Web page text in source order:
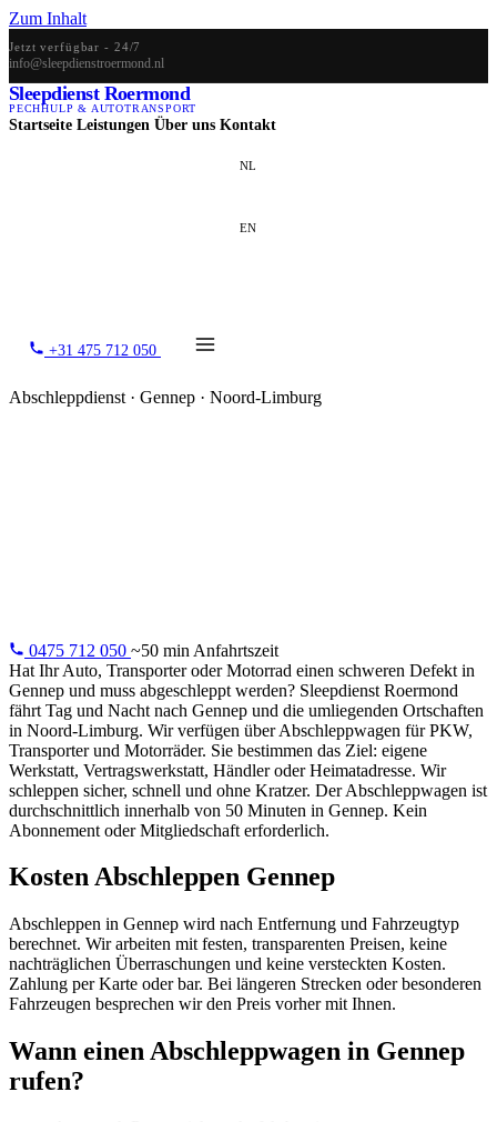
Zum Inhalt
Jetzt verfügbar - 24/7
info@sleepdienstroermond.nl
Sleepdienst Roermond
PECHHULP & AUTOTRANSPORT
Startseite Leistungen Über uns Kontakt
NL
EN
+31 475 712 050
Abschleppdienst · Gennep · Noord-Limburg
0475 712 050 ~50 min Anfahrtszeit
Hat Ihr Auto, Transporter oder Motorrad einen schweren Defekt in
Gennep und muss abgeschleppt werden? Sleepdienst Roermond
fährt Tag und Nacht nach Gennep und die umliegenden Ortschaften
in Noord-Limburg. Wir verfügen über Abschleppwagen für PKW,
Transporter und Motorräder. Sie bestimmen das Ziel: eigene
Werkstatt, Vertragswerkstatt, Händler oder Heimatadresse. Wir
schleppen sicher, schnell und ohne Kratzer. Der Abschleppwagen ist
durchschnittlich innerhalb von 50 Minuten in Gennep. Kein
Abonnement oder Mitgliedschaft erforderlich.
Kosten Abschleppen Gennep
Abschleppen in Gennep wird nach Entfernung und Fahrzeugtyp
berechnet. Wir arbeiten mit festen, transparenten Preisen, keine
nachträglichen Überraschungen und keine versteckten Kosten.
Zahlung per Karte oder bar. Bei längeren Strecken oder besonderen
Fahrzeugen besprechen wir den Preis vorher mit Ihnen.
Wann einen Abschleppwagen in Gennep
rufen?